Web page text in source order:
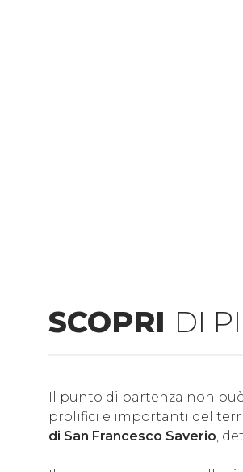
SCOPRI DI
Il punto di partenza non
prolifici e importanti del
di San Francesco Saverio ,